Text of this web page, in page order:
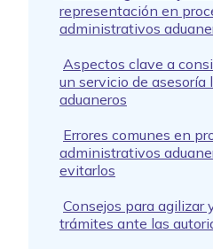
representación en
administrativos
Aspectos clave a
un servicio de asesoría
aduaneros
Errores comunes en
administrativos
evitarlos
Consejos para agilizar
trámites ante las